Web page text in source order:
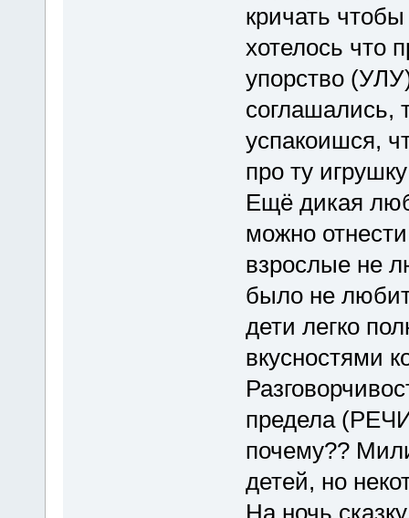
кричать
хотелось что
упорство
успакоишся,
про ту
Ещё дикая
можно
взрослые не
было не
дети легко
вкусностями
предела
почему??
детей, но
На ночь